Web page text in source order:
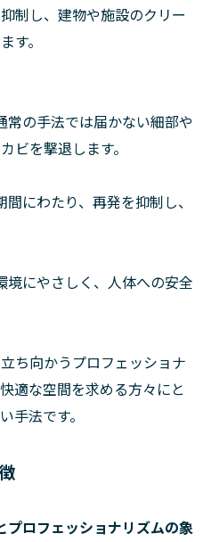
制し、建物や施設のクリー
す。
常の手法では届かない細部や
ビを撃退します。
間にわたり、再発を抑制し、
境にやさしく、人体への安全
ち向かうプロフェッショナ
適な空間を求める方々にと
手法です。
プロフェッショナリズムの象